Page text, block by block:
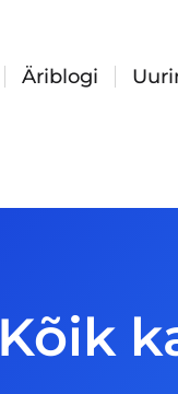
Äriblogi
Kõik